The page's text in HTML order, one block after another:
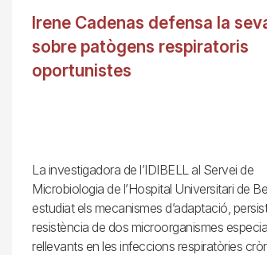
Irene Cadenas defensa la
sobre patògens respiratoris
oportunistes
La investigadora de l’IDIBELL al Servei de
Microbiologia de l’Hospital Universitari de
estudiat els mecanismes d’adaptació,
resistència de dos microorganismes
rellevants en les infeccions respiratòries